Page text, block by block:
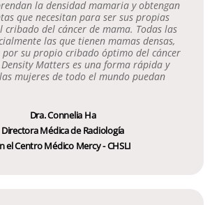
la densidad mamaria y obtengan
que necesitan para ser sus propias
cribado del cáncer de mama. Todas las
las que tienen mamas densas,
por su propio cribado óptimo del cáncer
Matters es una forma rápida y
mujeres de todo el mundo puedan
Dra. Connelia Ha
Directora Médica de Radiología
el Centro Médico Mercy - CHSLI